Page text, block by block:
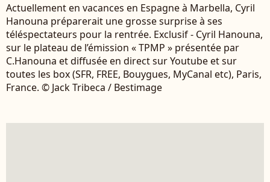
Actuellement en vacances en Espagne à Marbella, Cyril
Hanouna préparerait une grosse surprise à ses
téléspectateurs pour la rentrée. Exclusif - Cyril Hanouna,
sur le plateau de l’émission « TPMP » présentée par
C.Hanouna et diffusée en direct sur Youtube et sur
toutes les box (SFR, FREE, Bouygues, MyCanal etc), Paris,
France. © Jack Tribeca / Bestimage